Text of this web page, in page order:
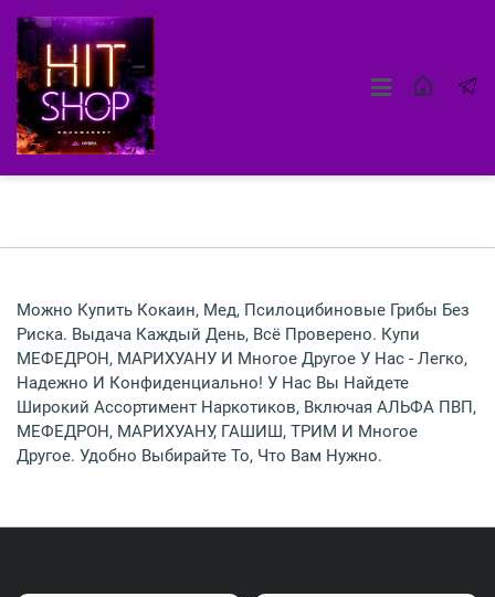
Можно Купить Кокаин, Мед, Псилоцибиновые Грибы Без
Риска. Выдача Каждый День, Всё Проверено. Купи
МЕФЕДРОН, МАРИХУАНУ И Многое Другое У Нас - Легко,
Надежно И Конфиденциально! У Нас Вы Найдете
Широкий Ассортимент Наркотиков, Включая АЛЬФА ПВП,
МЕФЕДРОН, МАРИХУАНУ, ГАШИШ, ТРИМ И Многое
Другое. Удобно Выбирайте То, Что Вам Нужно.